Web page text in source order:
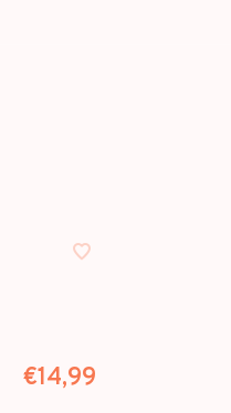
€14,99